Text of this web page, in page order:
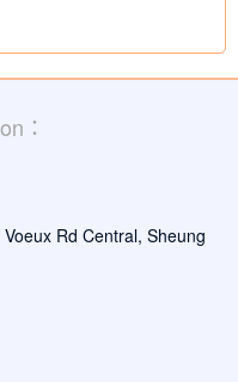
：
Rd Central, Sheung